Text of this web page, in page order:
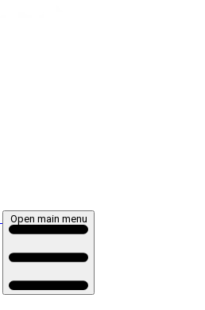
Open main menu